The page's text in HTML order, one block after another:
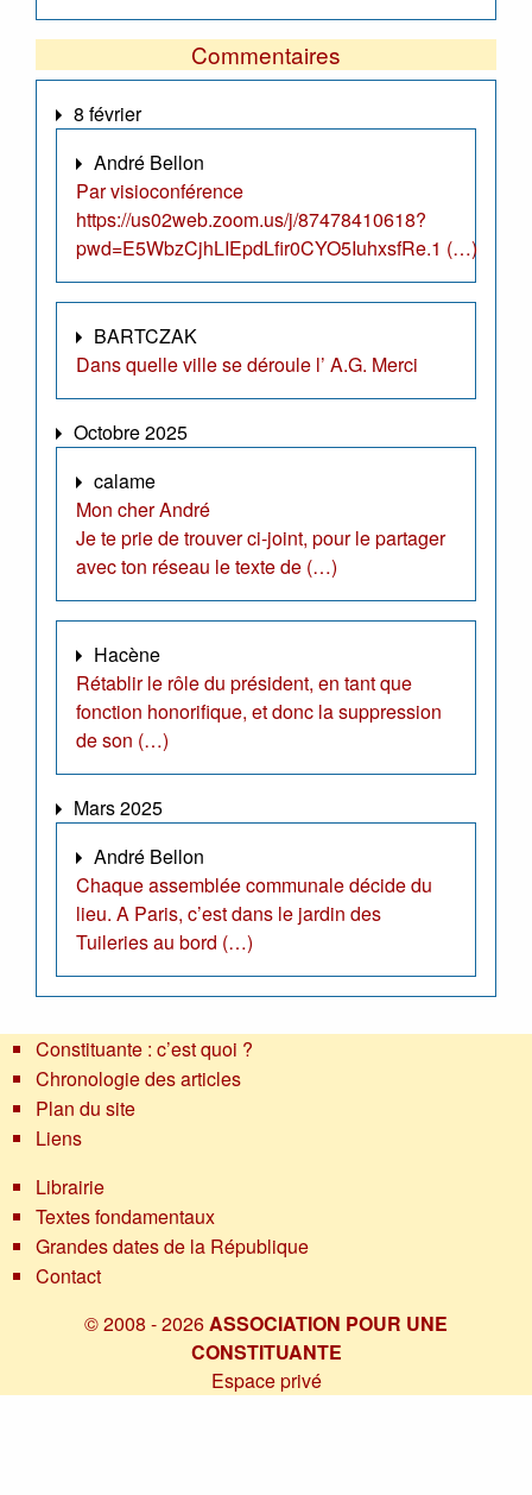
Commentaires
8 février
André Bellon
Par visioconférence
https://us02web.zoom.us/j/87478410618?
pwd=E5WbzCjhLIEpdLfir0CYO5IuhxsfRe.1 (…)
BARTCZAK
Dans quelle ville se déroule l’ A.G. Merci
Octobre 2025
calame
Mon cher André
Je te prie de trouver ci-joint, pour le partager
avec ton réseau le texte de (…)
Hacène
Rétablir le rôle du président, en tant que
fonction honorifique, et donc la suppression
de son (…)
Mars 2025
André Bellon
Chaque assemblée communale décide du
lieu. A Paris, c’est dans le jardin des
Tuileries au bord (…)
Constituante : c’est quoi ?
Chronologie des articles
Plan du site
Liens
Librairie
Textes fondamentaux
Grandes dates de la République
Contact
© 2008 - 2026 ASSOCIATION POUR UNE
CONSTITUANTE
Espace privé